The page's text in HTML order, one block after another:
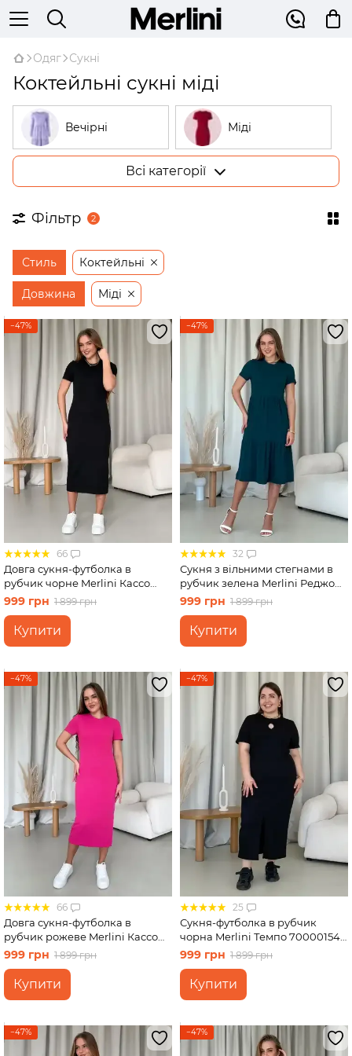
Одяг Сукні
Коктейльні сукні міді
Вечірні Міді
Великі розміри
На запах
Бежеві
Сукні-трапеції
Всі категорії
Фільтр 2
Стиль Коктейльні
Довжина Міді
−47%
66
Довга сукня-футболка в
рубчик чорне Merlini Кассо
700000121 розмір 46-48 (L-XL)
999 грн 1 899 грн
Купити
−47%
32
Сукня з вільними стегнами в
рубчик зелена Merlini Реджо
700001585 розмір S-M
999 грн 1 899 грн
Купити
−47%
66
Довга сукня-футболка в
рубчик рожеве Merlini Кассо
700000128 розмір 42-44 (S-M)
999 грн 1 899 грн
Купити
−47%
25
Сукня-футболка в рубчик
чорна Merlini Темпо 700001541
розмір 2XL-3XL
999 грн 1 899 грн
Купити
−47% −47%